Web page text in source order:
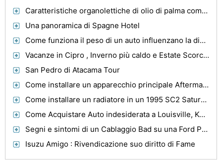
Caratteristiche organolettiche di olio di palma come bio carburante
Una panoramica di Spagne Hotel
Come funziona il peso di un auto influenzano la distanza che viaggia
Vacanze in Cipro , Inverno più caldo e Estate Scorcher
San Pedro di Atacama Tour
Come installare un apparecchio principale Aftermarket
Come installare un radiatore in un 1995 SC2 Saturno
Come Acquistare Auto indesiderata a Louisville, Kentucky
Segni e sintomi di un Cablaggio Bad su una Ford Probe
Isuzu Amigo : Rivendicazione suo diritto di Fame